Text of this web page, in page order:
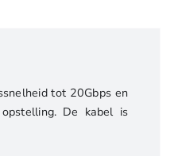
tot 20Gbps en
De kabel is